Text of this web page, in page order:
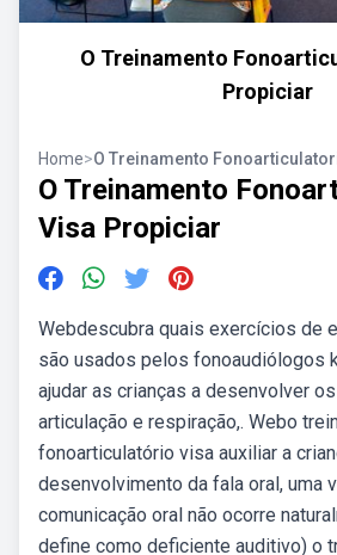
O Treinamento
Propiciar
Home>O Treinamento
O Treinamento
Visa Propiciar
Webdescubra quais exercícios de
são usados pelos fonoaudiólogos
ajudar as crianças a desenvolver
articulação e respiração,. Webo
fonoarticulatório visa auxiliar a
desenvolvimento da fala oral, uma
comunicação oral não ocorre
define como deficiente auditivo) o